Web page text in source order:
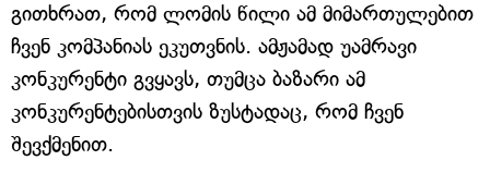
გითხრათ, რომ ლომის წილი ამ მიმართულებით
ჩვენ კომპანიას ეკუთვნის. ამჟამად უამრავი
კონკურენტი გვყავს, თუმცა ბაზარი ამ
კონკურენტებისთვის ზუსტადაც, რომ ჩვენ
შევქმენით.